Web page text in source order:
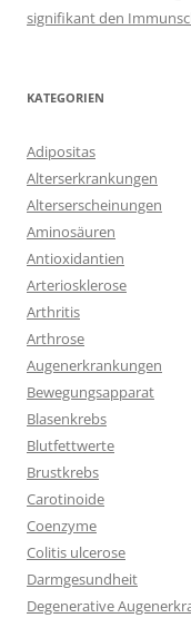
signifikant den
KATEGORIEN
Adipositas
Alterserkrankungen
Alterserscheinungen
Aminosäuren
Antioxidantien
Arteriosklerose
Arthritis
Arthrose
Augenerkrankungen
Bewegungsapparat
Blasenkrebs
Blutfettwerte
Brustkrebs
Carotinoide
Coenzyme
Colitis ulcerose
Darmgesundheit
Degenerative